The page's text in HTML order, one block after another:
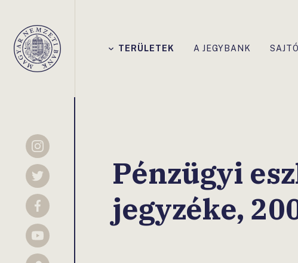
Magyar
Nemzeti
TERÜLETEK A JEGYBANK
Instagram
Twitter
Facebook
YouTube
Pénzügyi
jegyzéke,